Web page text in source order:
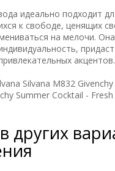
идеально подходит
к свободе, ценящих
на мелочи.
акцентов.
Silvana M832 Givenchy
Summer Cocktail -
других